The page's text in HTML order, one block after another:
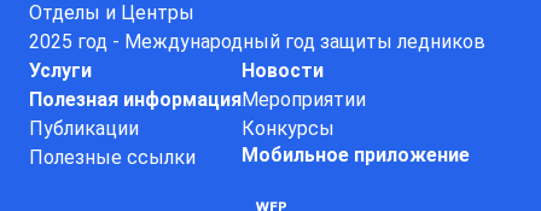
Отделы и Центры
2025 год - Международный год защиты ледников
Услуги
Полезная информация
Публикации
Полезные ссылки
Новости
Мероприятии
Конкурсы
Мобильное приложение